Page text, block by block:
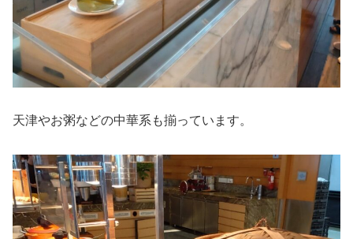
天津やお粥などの中華系も揃っています。